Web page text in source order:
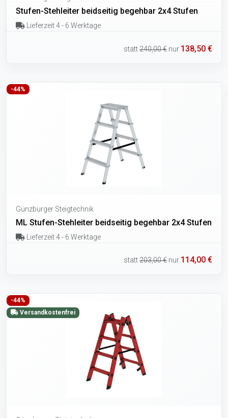
Stufen-Stehleiter beidseitig begehbar 2x4 Stufen
Lieferzeit 4 - 6 Werktage
statt240,00 € nur 138,50 €
-44%
Günzburger Steigtechnik
ML Stufen-Stehleiter beidseitig begehbar 2x4 Stufen
Lieferzeit 4 - 6 Werktage
statt203,00 € nur 114,00 €
-44%
Versandkostenfrei